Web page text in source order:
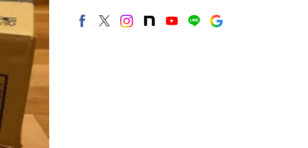
FacebookX（旧twitter）
instagram
note Youtubeline